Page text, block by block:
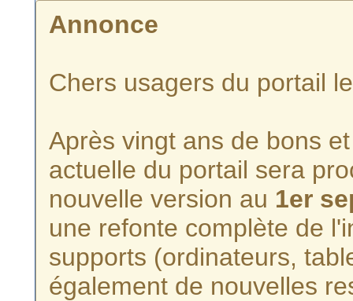
Annonce
Chers usagers du portail
Après vingt ans de bons
actuelle du portail sera
nouvelle version au 1er
une refonte complète de
supports (ordinateurs,
également de nouvelles